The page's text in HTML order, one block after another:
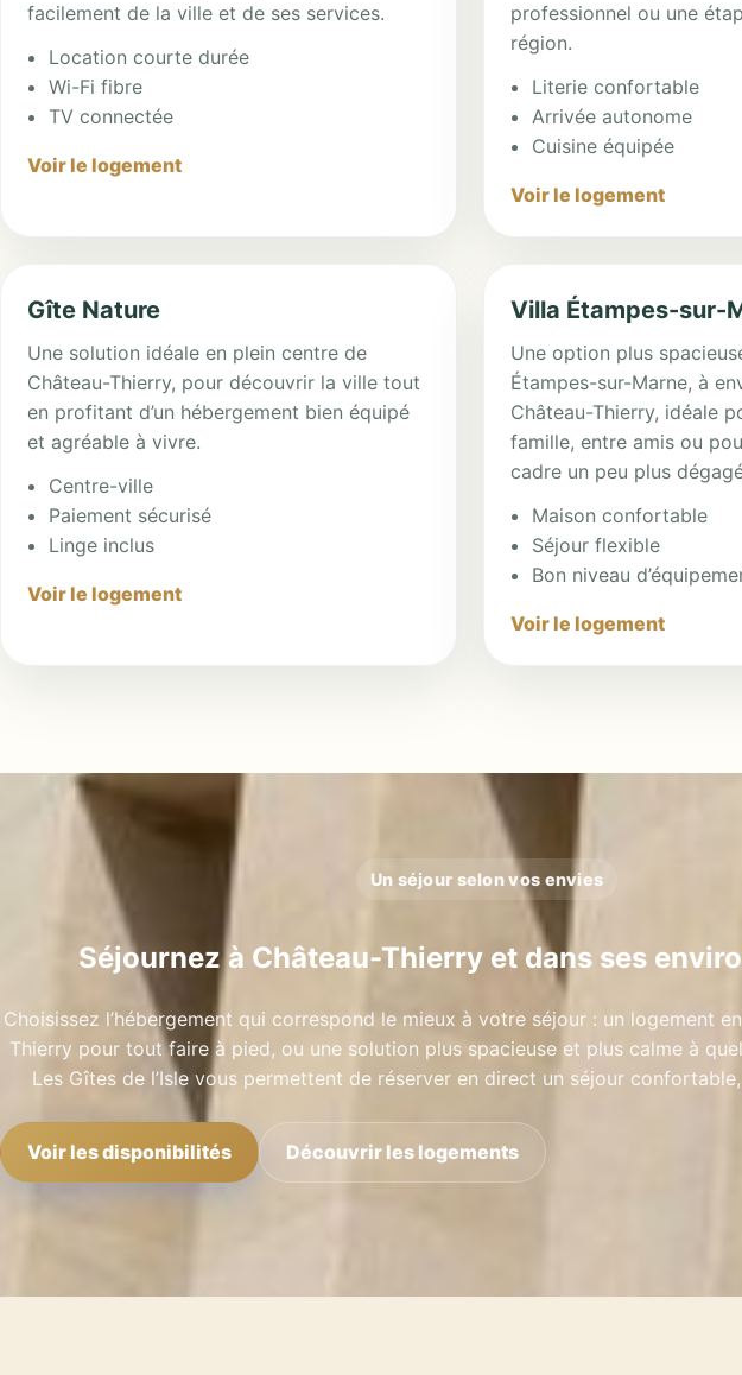
facilement de la ville et de ses services.
Location courte durée
Wi-Fi fibre
TV connectée
Voir le logement
professionnel ou une
région.
Literie confortable
Arrivée autonome
Cuisine équipée
Voir le logement
Gîte Nature
Une solution idéale en plein centre de
Château-Thierry, pour découvrir la ville tout
en profitant d’un hébergement bien équipé
et agréable à vivre.
Centre-ville
Paiement sécurisé
Linge inclus
Voir le logement
Villa Étampes-sur-
Une option plus
Étampes-sur-Marne, à
Château-Thierry, idéale
famille, entre amis ou
cadre un peu plus
Maison confortable
Séjour flexible
Bon niveau
Voir le logement
Un séjour selon vos envies
Séjournez à Château-Thierry et dans ses
Choisissez l’hébergement qui correspond le mieux à votre séjour : un logement
Thierry pour tout faire à pied, ou une solution plus spacieuse et plus calme à
Les Gîtes de l’Isle vous permettent de réserver en direct un séjour
Voir les disponibilités Découvrir les logements